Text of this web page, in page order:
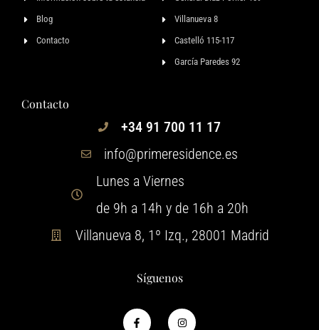
Blog
Contacto
Villanueva 8
Castelló 115-117
García Paredes 92
Contacto
+34 91 700 11 17
info@primeresidence.es
Lunes a Viernes
de 9h a 14h y de 16h a 20h
Villanueva 8, 1º Izq., 28001 Madrid
Síguenos